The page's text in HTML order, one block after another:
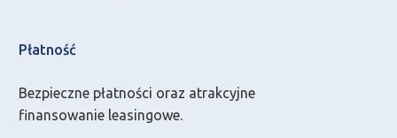
Płatność
Bezpieczne płatności oraz atrakcyjne
finansowanie leasingowe.